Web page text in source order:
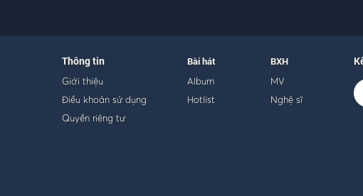
Thông tin
Giới thiệu
Điều khoản sử dụng
Quyền riêng tư
Bài hát
Album
Hotlist
BXH
MV
Nghệ sĩ